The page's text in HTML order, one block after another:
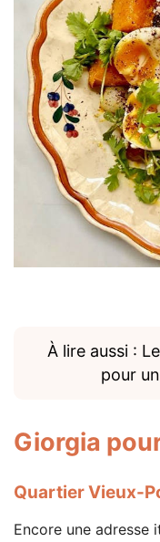
À lire aussi :
pour
Giorgia
Quartier Vieux-
Encore une adresse